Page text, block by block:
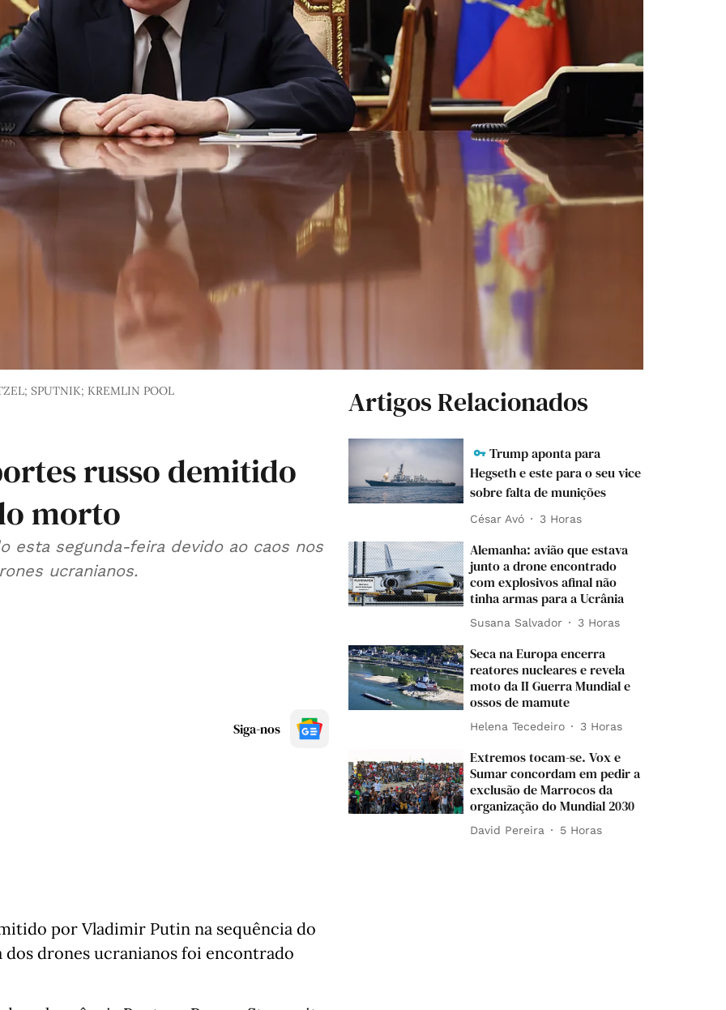
SPUTNIK; KREMLIN POOL
russo demitido
morto
esta segunda-feira devido ao caos nos
ucranianos.
Siga-nos
por Vladimir Putin na sequência do
dos drones ucranianos foi encontrado
Artigos Relacionados
Trump aponta para
Hegseth e este para o seu vice
sobre falta de munições
César Avó 3 Horas
Alemanha: avião que estava
junto a drone encontrado
com explosivos afinal não
tinha armas para a Ucrânia
Susana Salvador 3 Horas
Seca na Europa encerra
reatores nucleares e revela
moto da II Guerra Mundial e
ossos de mamute
Helena Tecedeiro 3 Horas
Extremos tocam-se. Vox e
Sumar concordam em pedir a
exclusão de Marrocos da
organização do Mundial 2030
David Pereira 5 Horas